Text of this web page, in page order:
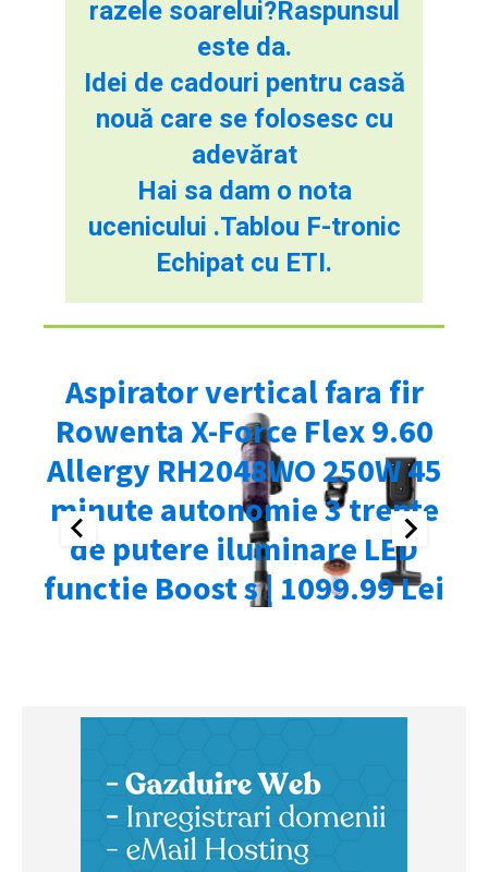
razele soarelui?Raspunsul
este da.
Idei de cadouri pentru casă
nouă care se folosesc cu
adevărat
Hai sa dam o nota
ucenicului .Tablou F-tronic
Echipat cu ETI.